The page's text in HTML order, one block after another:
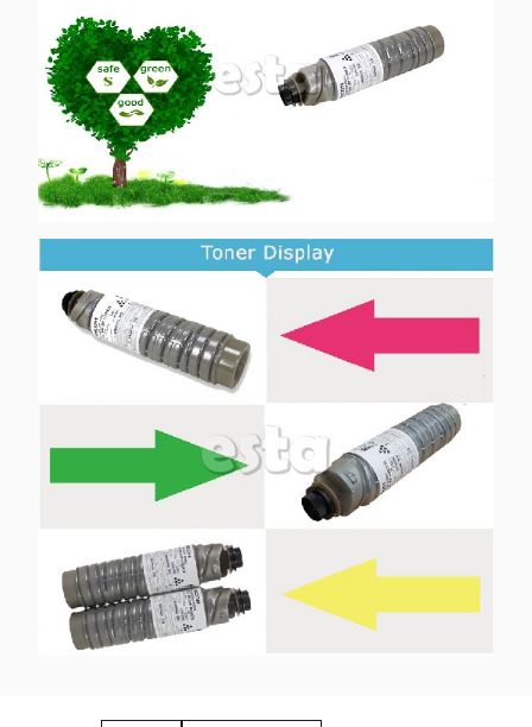
DSM615 DSM 615/618/618D
DSM415 DSM 415/415F/415P/415PF
DSM3525
DSM1505 1501/1805/1805D/1508/1808/1808D/
Aficio 200/270
2500E MP2500/2500LN
Aficio
340/350/350e/355/355e/450/400/500/
AP4500 Imagio MF-4570-5/MF4550
3205D Aficio 1035/1045
3210
Aficio 2035,Aficio 2035E,Aficio 2035EG,Aficio
2035ES/P,Aficio2035eSP,Aficio 2045,Aficio
2045ES/P,Aficio 2045eSP,Aficio 2045G,Aficio
2045S/P,Aficio3035,Aficio 3035SP,Aficio
3035SPI,Aficio 3045,Aficio 3045SP,Aficio